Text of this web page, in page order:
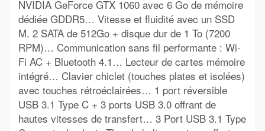
NVIDIA GeForce GTX 1060 avec 6 Go de mémoire
dédiée GDDR5… Vitesse et fluidité avec un SSD
M. 2 SATA de 512Go + disque dur de 1 To (7200
RPM)… Communication sans fil performante : Wi-
Fi AC + Bluetooth 4.1… Lecteur de cartes mémoire
intégré… Clavier chiclet (touches plates et isolées)
avec touches rétroéclairées… 1 port réversible
USB 3.1 Type C + 3 ports USB 3.0 offrant de
hautes vitesses de transfert… 3 Port USB 3.1 Type